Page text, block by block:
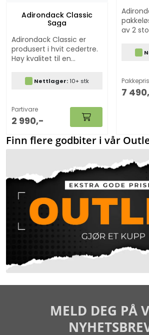
Adirondack Classic
Saga
Adirondack Classic er
produsert i hvit cedertre.
Høy kvalitet til en
Solid konstruksjon og god
sittekomfort. Ekstremt
behøver ingen
overflatebehandling.
Nettlager:10+ stk
Partivare
2 990,-
av 2
Høy
lang
Pakkepris
7
Finn flere godbiter i vår
MELD DEG PÅ